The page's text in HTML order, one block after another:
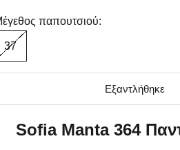
παπουτσιού:
37
Εξαντλήθηκε
Sofia Manta 364